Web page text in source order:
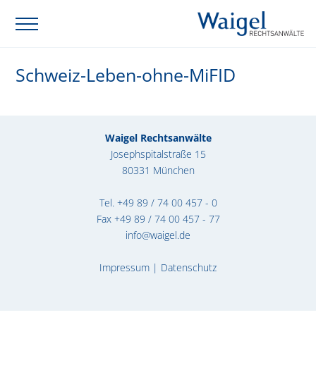
Schweiz-Leben-ohne-MiFID
Waigel Rechtsanwälte
Josephspitalstraße 15
80331 München
Tel. +49 89 / 74 00 457 - 0
Fax +49 89 / 74 00 457 - 77
info@waigel.de
Impressum | Datenschutz